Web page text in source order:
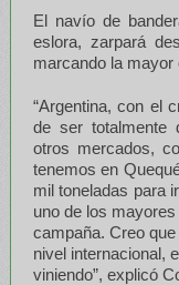
El navío de
eslora, zarpará
marcando la mayor
“Argentina, con el
de ser totalmente
otros mercados,
tenemos en
mil toneladas para
uno de los
campaña. Creo
nivel internacional,
viniendo”, explicó